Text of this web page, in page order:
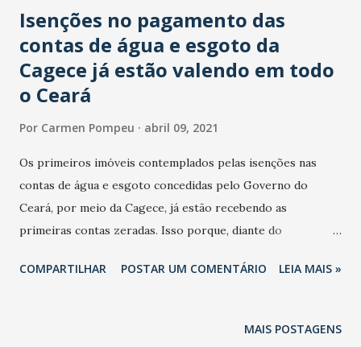
Isenções no pagamento das
contas de água e esgoto da
Cagece já estão valendo em todo
o Ceará
Por Carmen Pompeu abril 09, 2021
Os primeiros imóveis contemplados pelas isenções nas
contas de água e esgoto concedidas pelo Governo do
Ceará, por meio da Cagece, já estão recebendo as
primeiras contas zeradas. Isso porque, diante do
como exemplo os resultados positivos dos benefícios
COMPARTILHAR POSTAR UM COMENTÁRIO LEIA MAIS »
MAIS POSTAGENS